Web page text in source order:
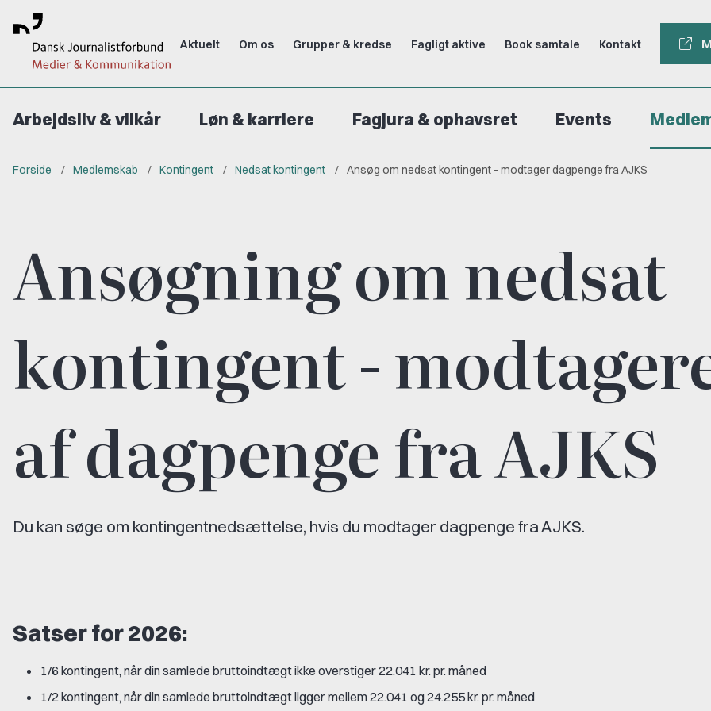
Aktuelt Om os Grupper & kredse Fagligt aktive Book samtale Kontakt
Arbejdsliv & vilkår Løn & karriere Fagjura & ophavsret Events
Forside Medlemskab Kontingent Nedsat kontingent Ansøg om nedsat kontingent - modtager dagpenge fra AJKS
Ansøgning om nedsat
kontingent -
af dagpenge fra AJKS
Du kan søge om kontingentnedsættelse, hvis du modtager dagpenge fra AJKS.
Satser for 2026:
1/6 kontingent, når din samlede bruttoindtægt ikke overstiger 22.041 kr. pr. måned
1/2 kontingent, når din samlede bruttoindtægt ligger mellem 22.041 og 24.255 kr. pr. måned